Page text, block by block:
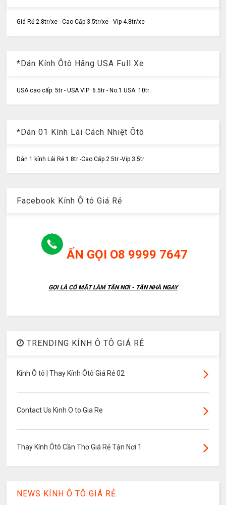
Giá Rẻ 2.8tr/xe - Cao Cấp 3.5tr/xe - Vip 4.8tr/xe
*Dán Kính Ôtô Hãng USA Full Xe
USA cao cấp: 5tr - USA VIP: 6.5tr - No.1 USA: 10tr
*Dán 01 Kính Lái Cách Nhiệt Ôtô
Dán 1 kính Lái Rẻ 1.8tr -Cao Cấp 2.5tr -Vip 3.5tr
Facebook Kính Ô tô Giá Rẻ
ẤN GỌI O8 9999 7647
GỌI LÀ CÓ MẶT LÀM TẬN NƠI - TẬN NHÀ NGAY
TRENDING KÍNH Ô TÔ GIÁ RẺ
Kính Ô tô | Thay Kính Ôtô Giá Rẻ 02
Contact Us Kinh O to Gia Re
Thay Kính Ôtô Cần Thơ Giá Rẻ Tận Nơi 1
NEWS KÍNH Ô TÔ GIÁ RẺ